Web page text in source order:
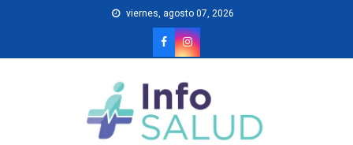
viernes, agosto 07, 2026